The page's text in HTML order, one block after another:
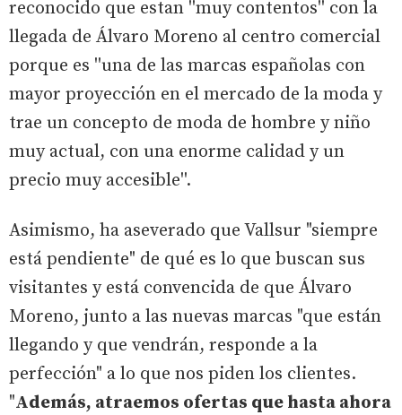
reconocido que estan ''muy contentos'' con la
llegada de Álvaro Moreno al centro comercial
porque es ''una de las marcas españolas con
mayor proyección en el mercado de la moda y
trae un concepto de moda de hombre y niño
muy actual, con una enorme calidad y un
precio muy accesible''.
Asimismo, ha aseverado que Vallsur "siempre
está pendiente" de qué es lo que buscan sus
visitantes y está convencida de que Álvaro
Moreno, junto a las nuevas marcas "que están
llegando y que vendrán, responde a la
perfección" a lo que nos piden los clientes.
"Además, atraemos ofertas que hasta ahora